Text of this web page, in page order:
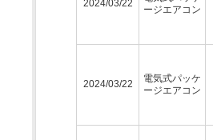
2024/03/22
ージエアコン
2024/03/22
電気式パッケ
ージエアコン